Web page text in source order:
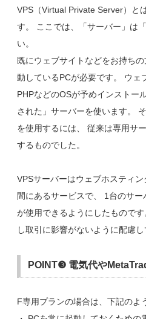
VPS（Virtual Private Server）と
す。 ここでは、「サーバー」は
い。
既にウェブサイトなどをお持ち
動しているPCが必要です。 ウェ
PHPなどのOSが予めインストー
された」サーバーを使います。
を使用するには、 従来は専用サ
するものでした。
VPSサーバーはウェブホスティ
間にあるサービスで、 1台のサ
が使用できるようにしたもので
し取引に影響がないように配慮し
POINT❸ 電気代や
F専用プランの場合は、下記のよ